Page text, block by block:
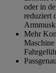
oder in
reduziert
Mehr
Maschine